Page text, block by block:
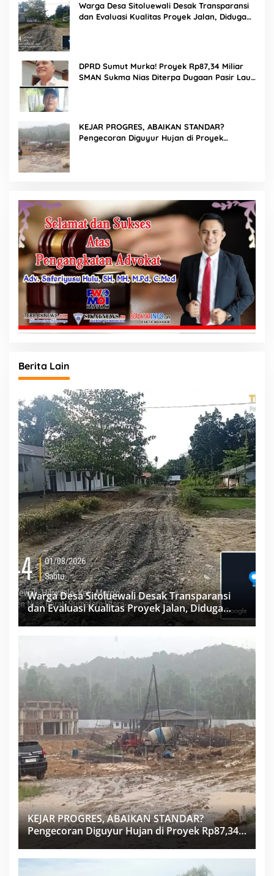
Warga Desa Sitoluewali Desak Transparansi
dan Evaluasi Kualitas Proyek Jalan, Diduga
DPRD Sumut Murka! Proyek Rp87,34 Miliar
SMAN Sukma Nias Diterpa Dugaan Pasir Laut
KEJAR PROGRES, ABAIKAN STANDAR?
Pengecoran Diguyur Hujan di Proyek
Berita Lain
Warga Desa Sitoluewali Desak Transparansi
dan Evaluasi Kualitas Proyek Jalan, Diduga
Minim Informasi
KEJAR PROGRES, ABAIKAN STANDAR?
Pengecoran Diguyur Hujan di Proyek Rp87,34
Miliar Sukma Nias, Konsultan, Pengawas dan
PPK Bungkam